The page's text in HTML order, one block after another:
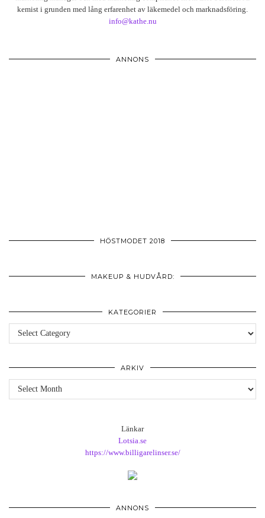
kemist i grunden med lång erfarenhet av läkemedel och marknadsföring.
info@kathe.nu
ANNONS
HÖSTMODET 2018
MAKEUP & HUDVÅRD:
KATEGORIER
Kategorier
ARKIV
Arkiv
Länkar
Lotsia.se
https://www.billigarelinser.se/
ANNONS